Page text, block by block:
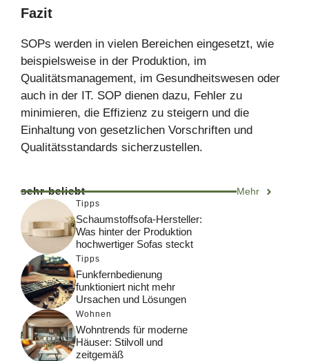
Fazit
SOPs werden in vielen Bereichen eingesetzt, wie
beispielsweise in der Produktion, im
Qualitätsmanagement, im Gesundheitswesen oder
auch in der IT. SOP dienen dazu, Fehler zu
minimieren, die Effizienz zu steigern und die
Einhaltung von gesetzlichen Vorschriften und
Qualitätsstandards sicherzustellen.
sehr beliebt Mehr
Tipps
Schaumstoffsofa-Hersteller:
Was hinter der Produktion
hochwertiger Sofas steckt
Tipps
Funkfernbedienung
funktioniert nicht mehr
Ursachen und Lösungen
Wohnen
Wohntrends für moderne
Häuser: Stilvoll und
zeitgemäß